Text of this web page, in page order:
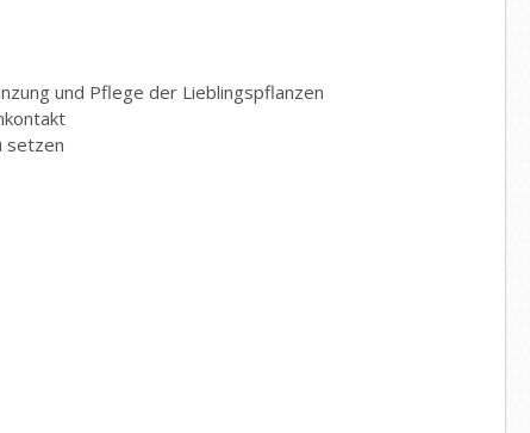
und Pflege der Lieblingspflanzen
setzen